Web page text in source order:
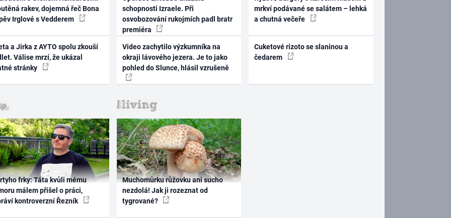
rakev, dojemná řeč Bona
Irglové s Vedderem
a Jirka z AYTO spolu zkouší
Válise mrzí, že ukázal
stránky
schopnosti Izraele. Při
osvobozování rukojmích padl bratr
premiéra
Video zachytilo výzkumníka na
okraji lávového jezera. Je to jako
pohled do Slunce, hlásil vzrušeně
mrkví podávané se salátem – lehká
a chutná večeře
Cuketové rizoto se slaninou a
čedarem
frky: Táta kvůli mému
málem přišel o práci,
kontroverzní Řezník
Muchomůrku růžovku ani sucho
nezdolá! Jak ji rozeznat od
tygrované?